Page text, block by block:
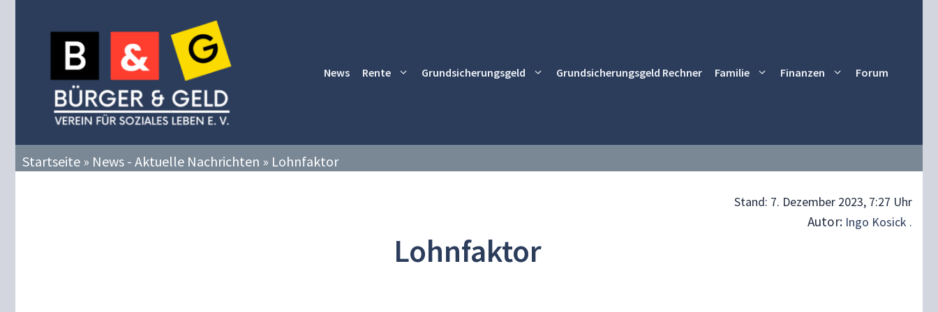
News Rente Grundsicherungsgeld Grundsicherungsgeld Rechner Familie Finanzen Forum
Startseite » News - Aktuelle Nachrichten » Lohnfaktor
Stand: 7. Dezember 2023, 7:27 Uhr
Autor: Ingo Kosick .
Lohnfaktor